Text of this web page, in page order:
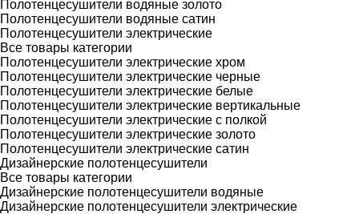
Полотенцесушители водяные золото
Полотенцесушители водяные сатин
Полотенцесушители электрические
Все товары категории
Полотенцесушители электрические хром
Полотенцесушители электрические черные
Полотенцесушители электрические белые
Полотенцесушители электрические вертикальные
Полотенцесушители электрические с полкой
Полотенцесушители электрические золото
Полотенцесушители электрические сатин
Дизайнерские полотенцесушители
Все товары категории
Дизайнерские полотенцесушители водяные
Дизайнерские полотенцесушители электрические